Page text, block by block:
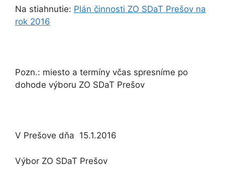
Na stiahnutie: Plán činnosti ZO SDaT Prešov na
rok 2016
Pozn.: miesto a termíny včas spresníme po
dohode výboru ZO SDaT Prešov
V Prešove dňa 15.1.2016
Výbor ZO SDaT Prešov